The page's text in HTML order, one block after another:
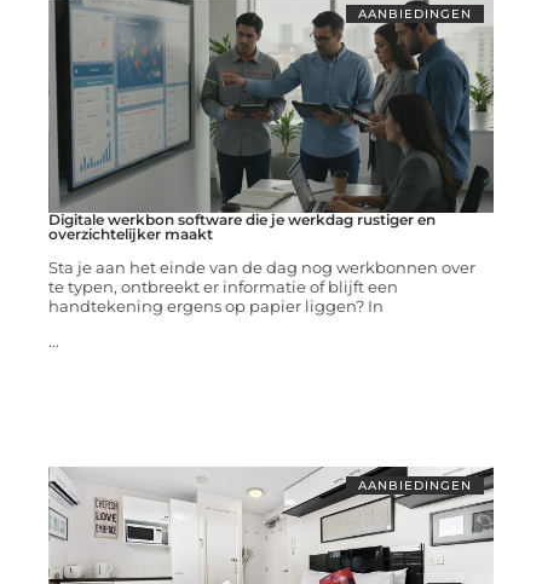
AANBIEDINGEN
Digitale werkbon software die je werkdag rustiger en
overzichtelijker maakt
Sta je aan het einde van de dag nog werkbonnen over
te typen, ontbreekt er informatie of blijft een
handtekening ergens op papier liggen? In
...
AANBIEDINGEN